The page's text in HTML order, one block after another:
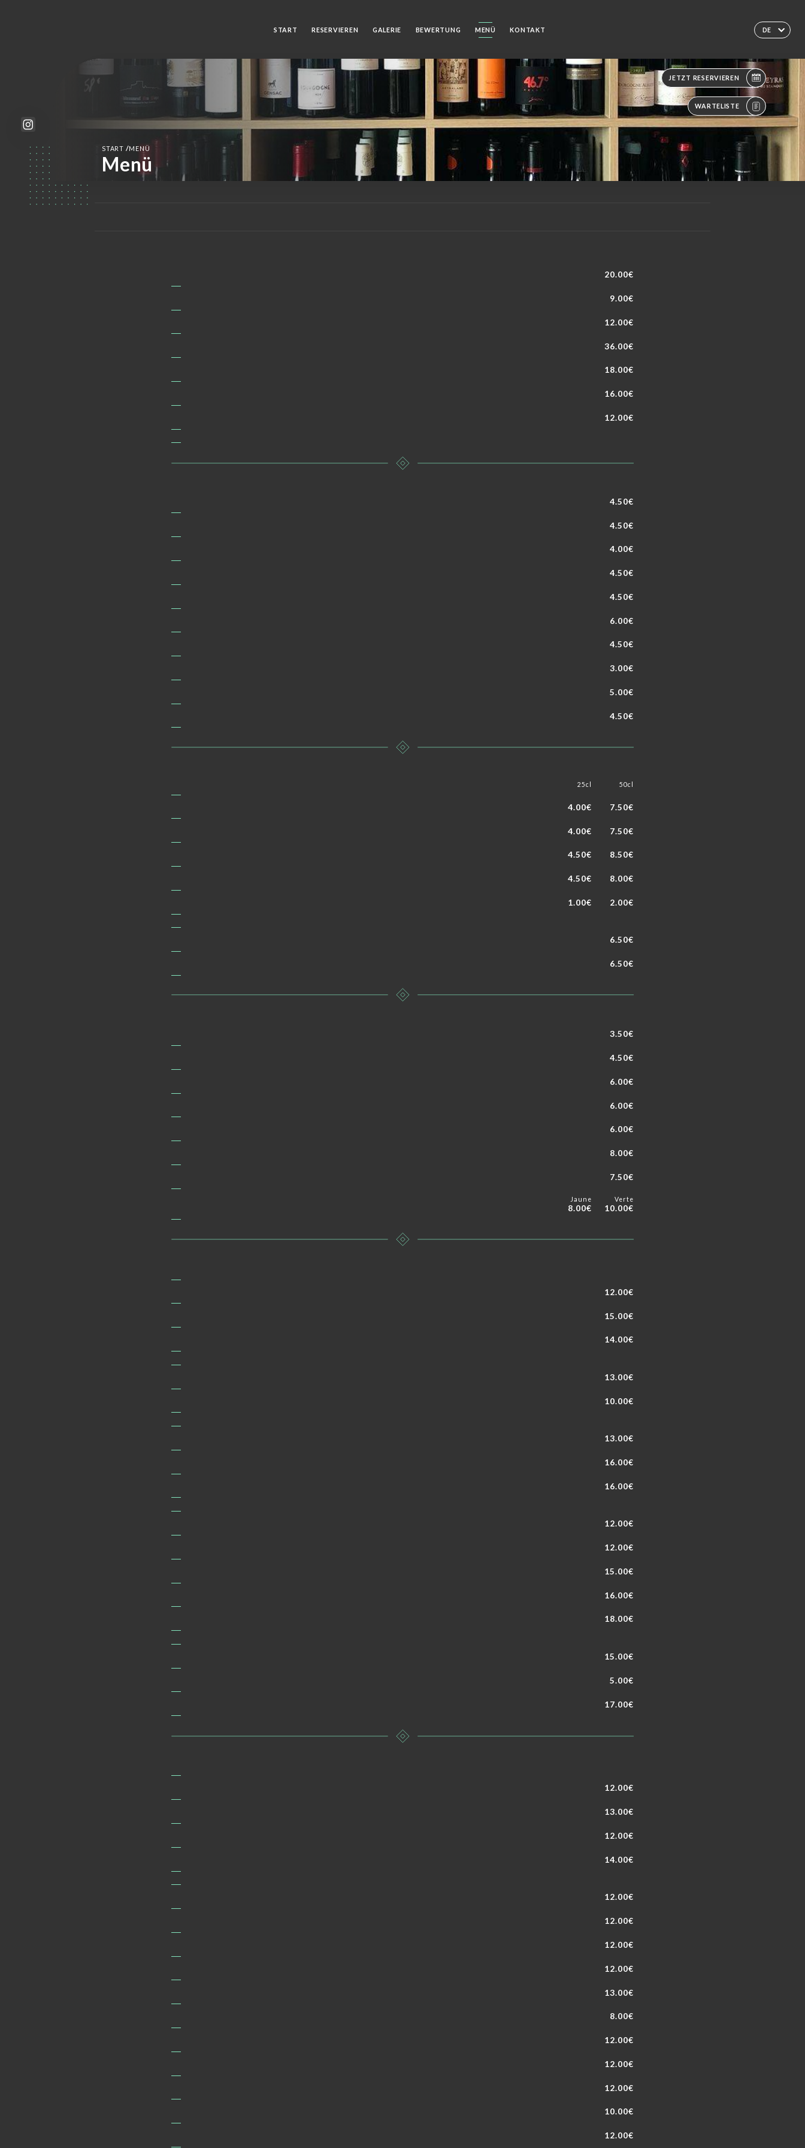
DE
START RESERVIEREN GALERIE BEWERTUNG MENÜ KONTAKT
JETZT RESERVIEREN
WARTELISTE
START /MENÜ
Menü
20.00€
9.00€
12.00€
36.00€
18.00€
16.00€
12.00€
4.50€
4.50€
4.00€
4.50€
4.50€
6.00€
4.50€
3.00€
5.00€
4.50€
25cl 50cl
4.00€ 7.50€
4.00€ 7.50€
4.50€ 8.50€
4.50€ 8.00€
1.00€ 2.00€
6.50€
6.50€
3.50€
4.50€
6.00€
6.00€
6.00€
8.00€
7.50€
Jaune
8.00€
Verte
10.00€
12.00€
15.00€
14.00€
13.00€
10.00€
13.00€
16.00€
16.00€
12.00€
12.00€
15.00€
16.00€
18.00€
15.00€
5.00€
17.00€
12.00€
13.00€
12.00€
14.00€
12.00€
12.00€
12.00€
12.00€
13.00€
8.00€
12.00€
12.00€
12.00€
10.00€
12.00€